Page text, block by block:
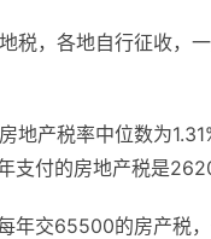
税，各地自行征收，
地产税率中位数为
支付的房地产税是
年交65500的房产税